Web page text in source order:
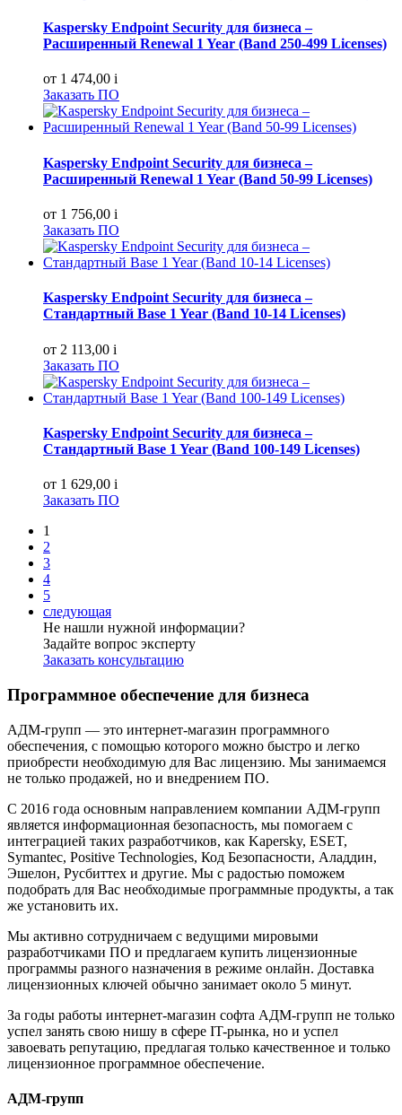
Kaspersky Endpoint Security для бизнеса –
Расширенный Renewal 1 Year (Band 250-499 Licenses)
от 1 474,00 i
Заказать ПО
Kaspersky Endpoint Security для бизнеса –
Расширенный Renewal 1 Year (Band 50-99 Licenses)
от 1 756,00 i
Заказать ПО
Kaspersky Endpoint Security для бизнеса –
Стандартный Base 1 Year (Band 10-14 Licenses)
от 2 113,00 i
Заказать ПО
Kaspersky Endpoint Security для бизнеса –
Стандартный Base 1 Year (Band 100-149 Licenses)
от 1 629,00 i
Заказать ПО
1
2
3
4
5
следующая
Не нашли нужной информации?
Задайте вопрос эксперту
Заказать консультацию
Программное обеспечение для бизнеса
АДМ-групп — это интернет-магазин программного
обеспечения, с помощью которого можно быстро и легко
приобрести необходимую для Вас лицензию. Мы занимаемся
не только продажей, но и внедрением ПО.
С 2016 года основным направлением компании АДМ-групп
является информационная безопасность, мы помогаем с
интеграцией таких разработчиков, как Kapersky, ESET,
Symantec, Positive Technologies, Код Безопасности, Аладдин,
Эшелон, Русбиттех и другие. Мы с радостью поможем
подобрать для Вас необходимые программные продукты, а так
же установить их.
Мы активно сотрудничаем с ведущими мировыми
разработчиками ПО и предлагаем купить лицензионные
программы разного назначения в режиме онлайн. Доставка
лицензионных ключей обычно занимает около 5 минут.
За годы работы интернет-магазин софта АДМ-групп не только
успел занять свою нишу в сфере IT-рынка, но и успел
завоевать репутацию, предлагая только качественное и только
лицензионное программное обеспечение.
АДМ-групп